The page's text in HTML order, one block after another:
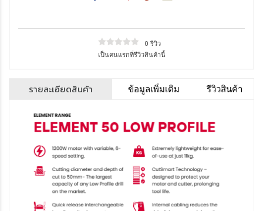
0 รีวิว
เป็นคนแรกที่รีวิวสินค้านี้
รายละเอียดสินค้า ข้อมูลเพิ่มเติม รีวิวสินค้า